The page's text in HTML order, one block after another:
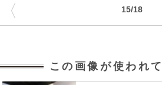
15/18
〈
この画像が使われ